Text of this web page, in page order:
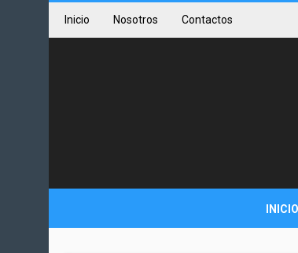
Inicio Nosotros Contactos
INICIO